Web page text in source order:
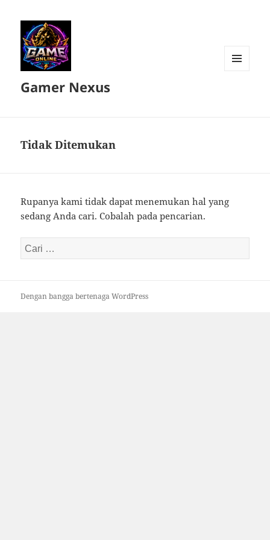
Gamer Nexus
Tidak Ditemukan
Rupanya kami tidak dapat menemukan hal yang
sedang Anda cari. Cobalah pada pencarian.
Cari
untuk:
Dengan bangga bertenaga WordPress